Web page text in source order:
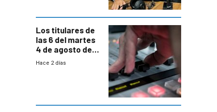
Los titulares de
las 6 del martes
4 de agosto de
2026
Hace 2 días